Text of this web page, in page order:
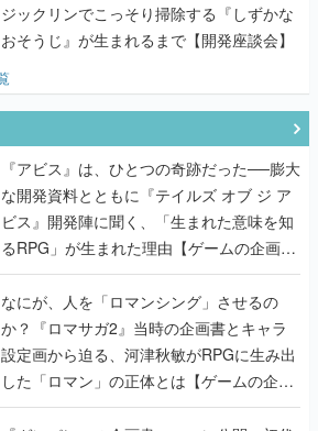
ジックリンでこっそり掃除する『しずかな
おそうじ』が生まれるまで【開発座談会】
『アビス』は、ひとつの奇跡だった──膨大
な開発資料とともに『テイルズ オブ ジ ア
ビス』開発陣に聞く、「生まれた意味を知
るRPG」が生まれた理由【ゲームの企画
書】
なにが、人を「ロマンシング」させるの
か？『ロマサガ2』当時の企画書とキャラ
設定画から迫る、河津秋敏がRPGに生み出
した「ロマン」の正体とは【ゲームの企画
書】